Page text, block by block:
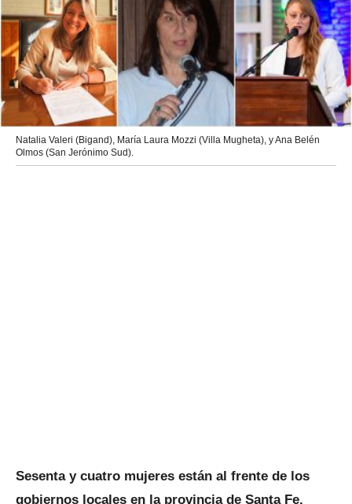
Natalia Valeri (Bigand), María Laura Mozzi (Villa Mugheta), y Ana Belén
Olmos (San Jerónimo Sud).
Sesenta y cuatro mujeres están al frente de los
gobiernos locales en la provincia de Santa Fe.